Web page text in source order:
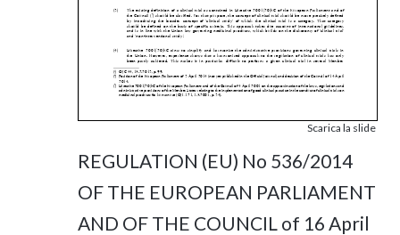
Scarica la slide
REGULATION (EU) No 536/2014
OF THE EUROPEAN PARLIAMENT
AND OF THE COUNCIL of 16 April